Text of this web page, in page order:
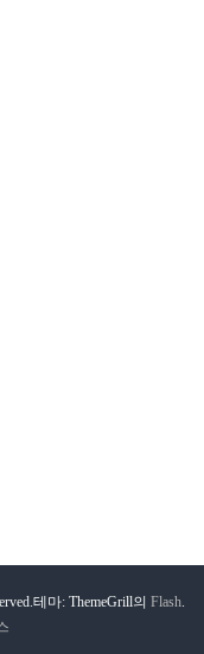
테마: ThemeGrill의 Flash.